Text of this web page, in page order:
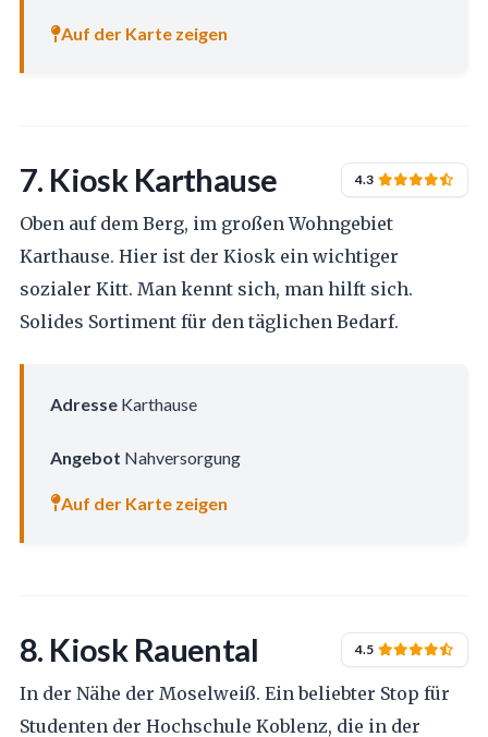
Auf der Karte zeigen
7. Kiosk Karthause 4.3
Oben auf dem Berg, im großen Wohngebiet
Karthause. Hier ist der Kiosk ein wichtiger
sozialer Kitt. Man kennt sich, man hilft sich.
Solides Sortiment für den täglichen Bedarf.
AdresseKarthause
Angebot Nahversorgung
Auf der Karte zeigen
8. Kiosk Rauental 4.5
In der Nähe der Moselweiß. Ein beliebter Stop für
Studenten der Hochschule Koblenz, die in der